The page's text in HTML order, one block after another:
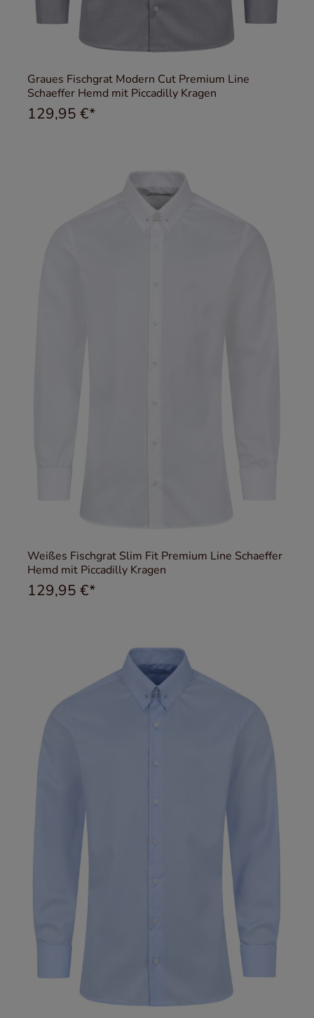
Graues Fischgrat Modern Cut Premium Line
Schaeffer Hemd mit Piccadilly Kragen
129,95 €*
Weißes Fischgrat Slim Fit Premium Line Schaeffer
Hemd mit Piccadilly Kragen
129,95 €*